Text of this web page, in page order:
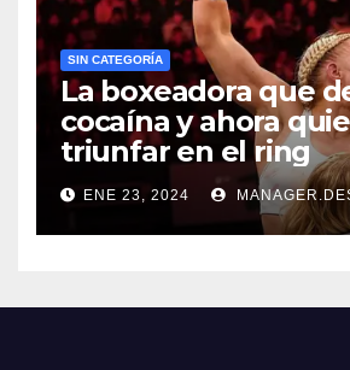
SIN CATEGORÍA
La boxeadora que
cocaína y ahora
triunfar en el ring​
ENE 23, 2024